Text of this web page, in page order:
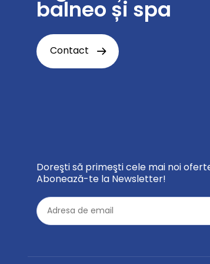
balneo și spa
Contact
Doreşti să primeşti cele mai noi
Abonează-te la Newsletter!